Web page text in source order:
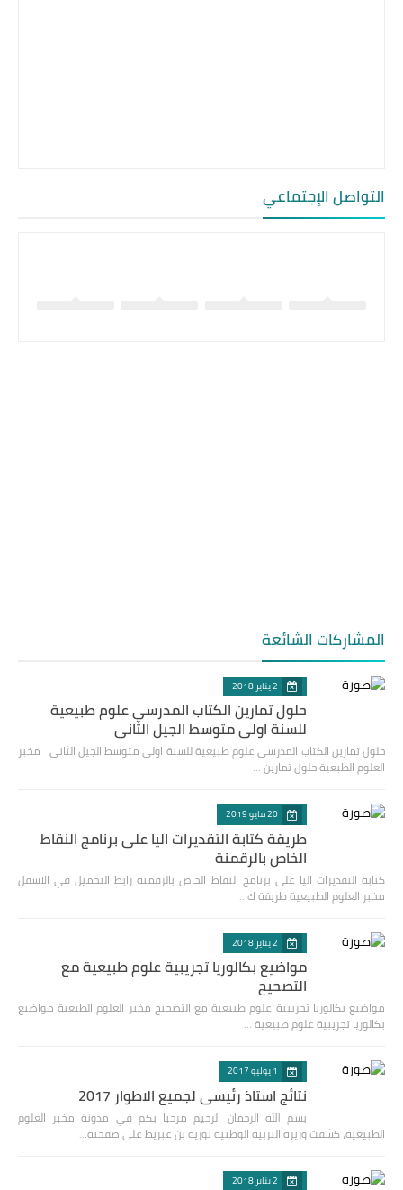
التواصل الإجتماعي
المشاركات الشائعة
2 يناير 2018
حلول تمارين الكتاب المدرسي علوم طبيعية
للسنة اولى متوسط الجيل الثاني
حلول تمارين الكتاب المدرسي علوم طبيعية للسنة اولى متوسط الجيل الثاني مخبر
العلوم الطبعية حلول تمارين …
20 مايو 2019
طريقة كتابة التقديرات اليا على برنامج النقاط
الخاص بالرقمنة
كتابة التقديرات اليا على برنامج النقاط الخاص بالرقمنة رابط التحميل في الاسفل
مخبر العلوم الطبيعية طريقة ك…
2 يناير 2018
مواضيع بكالوريا تجريبية علوم طبيعية مع
التصحيح
مواضيع بكالوريا تجريبية علوم طبيعية مع التصحيح مخبر العلوم الطبعية مواضيع
بكالوريا تجريبية علوم طبيعية …
1 يوليو 2017
نتائج استاذ رئيسي لجميع الاطوار 2017
بسم الله الرحمان الرحيم مرحبا بكم في مدونة مخبر العلوم
الطبيعية، كشفت وزيرة التربية الوطنية نورية بن غبريط على صفحته…
2 يناير 2018